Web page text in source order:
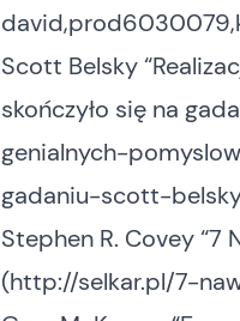
Scott Belsky
skończyło się na
genialnych-
gadaniu-scott-
Stephen R. Covey “7
(http://selkar.pl/7-